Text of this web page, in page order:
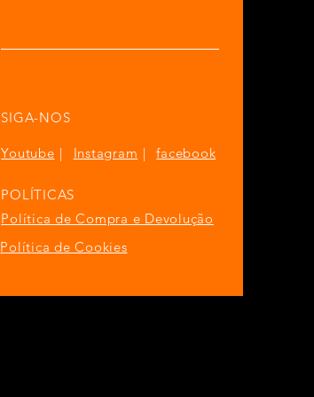
SIGA-NOS
Youtube | Instagram |facebook
POLÍTICAS
Política de Compra e Devolução
Política de Cookies